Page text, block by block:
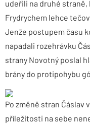
udeřili na druhé straně,
Frydrychem lehce
Jenže postupem času
napadali rozehrávku
strany Novotný poslal
brány do protipohybu
Po změně stran Čáslav
příležitosti na sebe